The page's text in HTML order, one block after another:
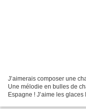
J’aimerais composer une
Une mélodie en bulles de
Espagne ! J’aime les